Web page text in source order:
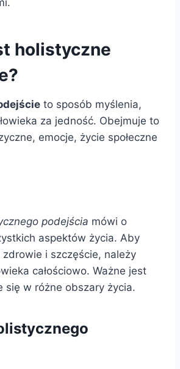
holistyczne
to sposób myślenia,
za jedność. Obejmuje to
emocje, życie społeczne
podejścia mówi o
aspektów życia. Aby
zdrowie i szczęście, należy
całościowo. Ważne jest
się w różne obszary życia.